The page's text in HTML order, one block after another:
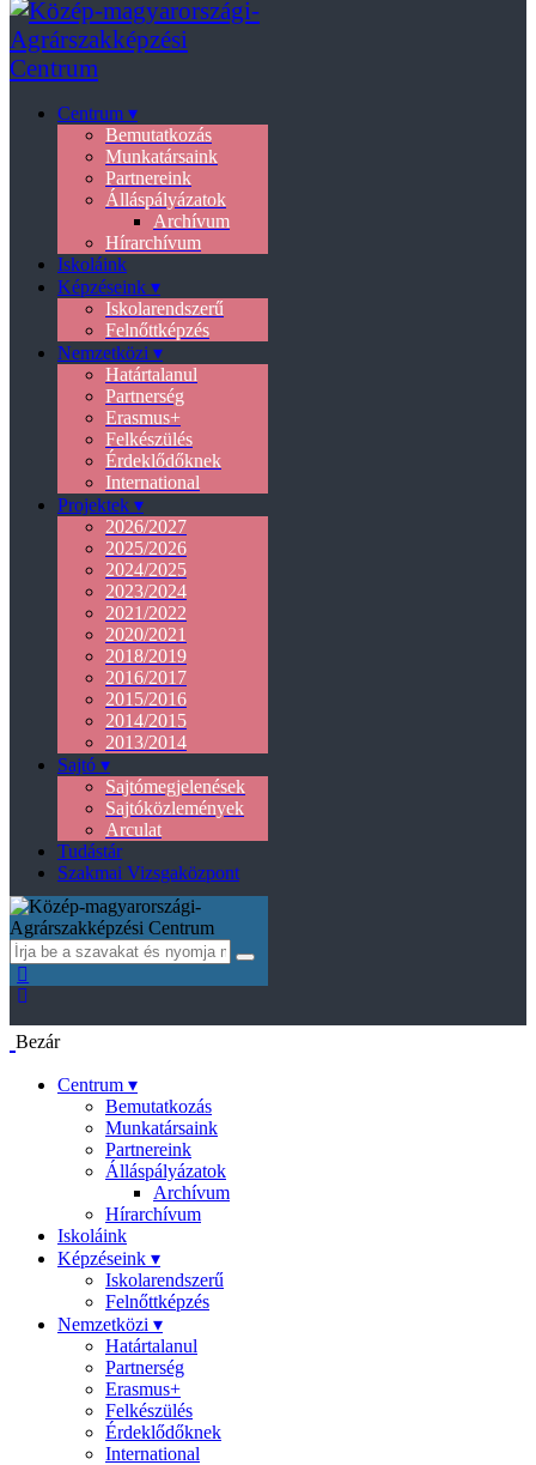
Centrum ▾
Bemutatkozás
Munkatársaink
Partnereink
Álláspályázatok
Archívum
Hírarchívum
Iskoláink
Képzéseink ▾
Iskolarendszerű
Felnőttképzés
Nemzetközi ▾
Határtalanul
Partnerség
Erasmus+
Felkészülés
Érdeklődőknek
International
Projektek ▾
2026/2027
2025/2026
2024/2025
2023/2024
2021/2022
2020/2021
2018/2019
2016/2017
2015/2016
2014/2015
2013/2014
Sajtó ▾
Sajtómegjelenések
Sajtóközlemények
Arculat
Tudástár
Szakmai Vizsgaközpont
Bezár
Centrum ▾
Bemutatkozás
Munkatársaink
Partnereink
Álláspályázatok
Archívum
Hírarchívum
Iskoláink
Képzéseink ▾
Iskolarendszerű
Felnőttképzés
Nemzetközi ▾
Határtalanul
Partnerség
Erasmus+
Felkészülés
Érdeklődőknek
International